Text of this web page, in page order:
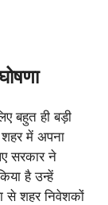
बहुत ही बड़ी
में अपना
सरकार ने
है उन्हें
से शहर निवेशकों